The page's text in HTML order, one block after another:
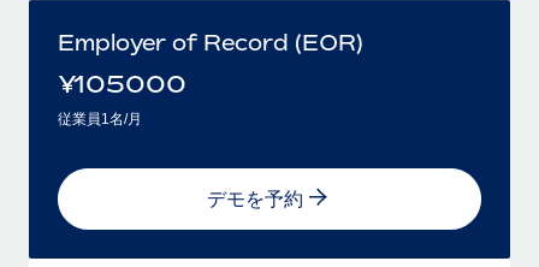
Employer of Record (EOR)
¥105000
従業員1名/月
デモを予約